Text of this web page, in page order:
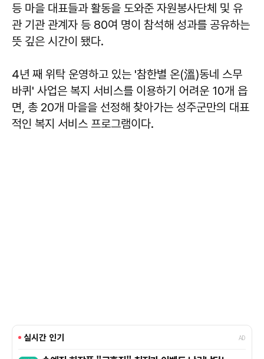
등 마을 대표들과 활동을 도와준 자원봉사단체 및 유
관 기관 관계자 등 80여 명이 참석해 성과를 공유하는
뜻 깊은 시간이 됐다.
4년 째 위탁 운영하고 있는 '참한별 온(溫)동네 스무
바퀴' 사업은 복지 서비스를 이용하기 어려운 10개 읍
면, 총 20개 마을을 선정해 찾아가는 성주군만의 대표
적인 복지 서비스 프로그램이다.